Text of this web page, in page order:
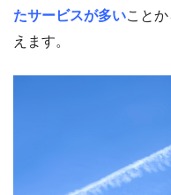
たサービスが多いこと
えます。